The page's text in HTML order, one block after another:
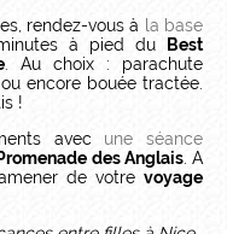
rendez-vous à
la base
à pied du
Best
. Au choix : parachute
encore bouée tractée.
!
avec une séance
des Anglais. A
de votre voyage